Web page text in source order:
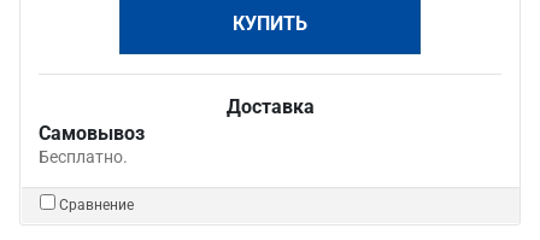
КУПИТЬ
Доставка
Самовывоз
Бесплатно.
Сравнение